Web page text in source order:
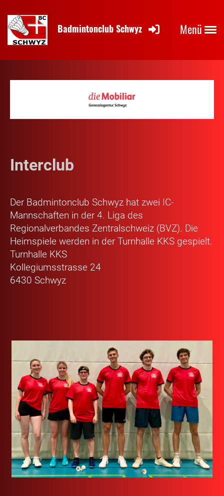
Menü
Badmintonclub Schwyz
Interclub
Der Badmintonclub Schwyz hat zwei IC-
Mannschaften in der 4. Liga des
Regionalverbandes Zentralschweiz (BVZ). Die
Heimspiele werden in der Turnhalle KKS gespielt.
Turnhalle KKS
Kollegiumsstrasse 24
6430 Schwyz